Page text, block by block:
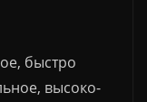
быстро
высоко-